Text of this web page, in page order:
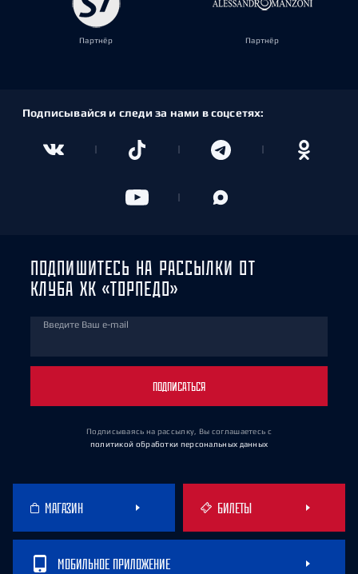
Партнёр Партнёр
Подписывайся и следи за нами в соцсетях:
ПОДПИШИТЕСЬ НА РАССЫЛКИ ОТ
КЛУБА ХК «ТОРПЕДО»
Введите Ваш e-mail
ПОДПИСАТЬСЯ
Подписываясь на рассылку, Вы соглашаетесь с
политикой обработки персональных данных
МАГАЗИН БИЛЕТЫ
МОБИЛЬНОЕ ПРИЛОЖЕНИЕ